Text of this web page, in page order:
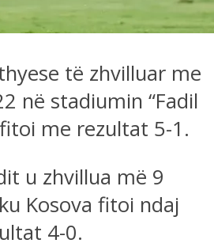
të zhvilluar me
në stadiumin “Fadil
me rezultat 5-1.
u zhvillua më 9
Kosova fitoi ndaj
4-0.